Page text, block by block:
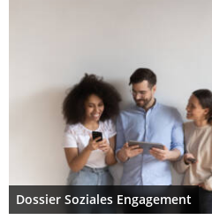
Dossier Soziales Engagement